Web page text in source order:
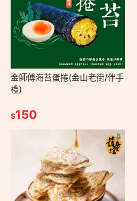
金師傅海苔蛋捲(金山老街/伴手
禮)
$150